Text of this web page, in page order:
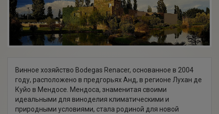
Винное хозяйство Bodegas Renacer, основанное в 2004
году, расположено в предгорьях Анд, в регионе Лухан де
Куйо в Мендосе. Мендоса, знаменитая своими
идеальными для виноделия климатическими и
природными условиями, стала родиной для новой